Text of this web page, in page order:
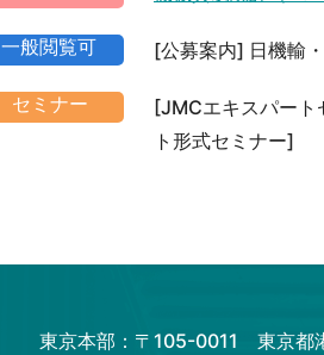
一般閲覧可 [公募案内] 日機輸
セミナー
[JMCエキスパー
ト形式セミナー]
東京本部：〒105-0011 東京都